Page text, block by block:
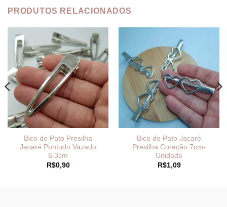
PRODUTOS RELACIONADOS
Bico de Pato Presilha
Jacaré Pontudo Vazado
6.3cm
R$0,90
Bico de Pato Jacaré
Presilha Coração 7cm-
Unidade
R$1,09